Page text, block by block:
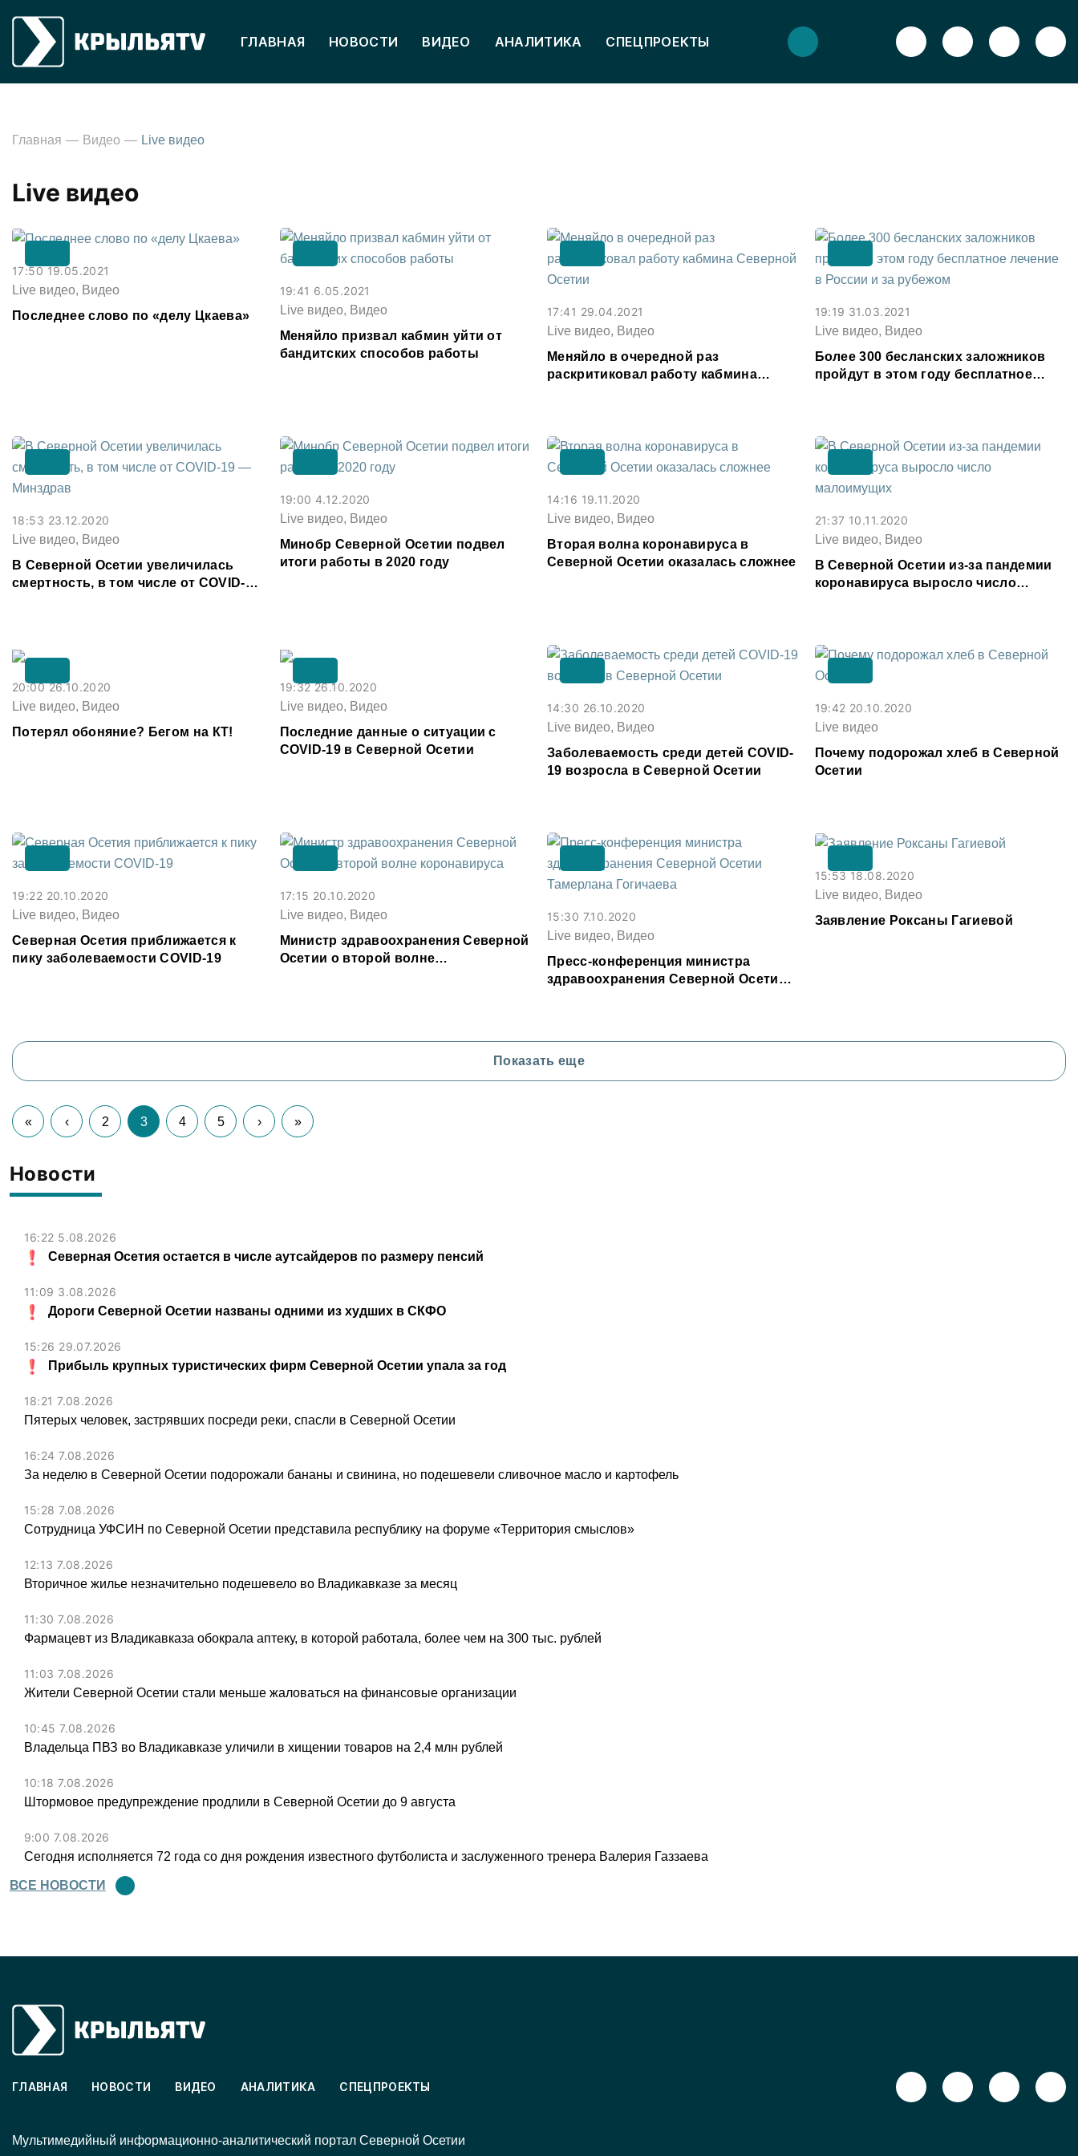
ГЛАВНАЯ НОВОСТИ ВИДЕО АНАЛИТИКА СПЕЦПРОЕКТЫ
Новости
16:22 5.08.2026
Северная Осетия остается в числе аутсайдеров по размеру пенсий
11:09 3.08.2026
Дороги Северной Осетии названы одними из худших в СКФО
15:26 29.07.2026
Прибыль крупных туристических фирм Северной Осетии упала за год
18:21 7.08.2026
Пятерых человек, застрявших посреди реки, спасли в Северной Осетии
16:24 7.08.2026
За неделю в Северной Осетии подорожали бананы и свинина, но подешевели сливочное масло и картофель
15:28 7.08.2026
Сотрудница УФСИН по Северной Осетии представила республику на форуме «Территория смыслов»
12:13 7.08.2026
Вторичное жилье незначительно подешевело во Владикавказе за месяц
11:30 7.08.2026
Фармацевт из Владикавказа обокрала аптеку, в которой работала, более чем на 300 тыс. рублей
11:03 7.08.2026
Жители Северной Осетии стали меньше жаловаться на финансовые организации
10:45 7.08.2026
Владельца ПВЗ во Владикавказе уличили в хищении товаров на 2,4 млн рублей
10:18 7.08.2026
Штормовое предупреждение продлили в Северной Осетии до 9 августа
9:00 7.08.2026
Сегодня исполняется 72 года со дня рождения известного футболиста и заслуженного тренера Валерия Газзаева
ВСЕ НОВОСТИ
Главная Видео Live видео
Live видео
17:50 19.05.2021
Live видео, Видео
Последнее слово по «делу Цкаева»
19:41 6.05.2021
Live видео, Видео
Меняйло призвал кабмин уйти от
бандитских способов работы
17:41 29.04.2021
Live видео, Видео
Меняйло в очередной раз
раскритиковал работу кабмина
19:19 31.03.2021
Live видео, Видео
Более 300 бесланских заложников
пройдут в этом году бесплатное
18:53 23.12.2020
Live видео, Видео
В Северной Осетии увеличилась
смертность, в том числе от COVID-19
19:00 4.12.2020
Live видео, Видео
Минобр Северной Осетии подвел
итоги работы в 2020 году
14:16 19.11.2020
Live видео, Видео
Вторая волна коронавируса в
Северной Осетии оказалась сложнее
21:37 10.11.2020
Live видео, Видео
В Северной Осетии из-за пандемии
коронавируса выросло число
20:00 26.10.2020
Live видео, Видео
Потерял обоняние? Бегом на КТ!
19:32 26.10.2020
Live видео, Видео
Последние данные о ситуации с
COVID-19 в Северной Осетии
14:30 26.10.2020
Live видео, Видео
Заболеваемость среди детей COVID-
19 возросла в Северной Осетии
19:42 20.10.2020
Live видео
Почему подорожал хлеб в Северной
Осетии
19:22 20.10.2020
Live видео, Видео
Северная Осетия приближается к
пику заболеваемости COVID-19
17:15 20.10.2020
Live видео, Видео
Министр здравоохранения Северной
Осетии о второй волне
15:30 7.10.2020
Live видео, Видео
Пресс-конференция министра
здравоохранения Северной Осетии
15:53 18.08.2020
Live видео, Видео
Заявление Роксаны Гагиевой
Показать еще
« ‹ 2 3 4 5 › »
ГЛАВНАЯ НОВОСТИ ВИДЕО АНАЛИТИКА СПЕЦПРОЕКТЫ
Mультимедийный информационно-аналитический портал Северной Осетии